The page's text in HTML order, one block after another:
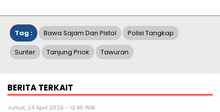
Tag : Bawa Sajam Dan Pistol Polisi Tangkap
Sunter Tanjung Priok Tawuran
BERITA TERKAIT
Jumat, 24 April 2026 - 12:40 WIB